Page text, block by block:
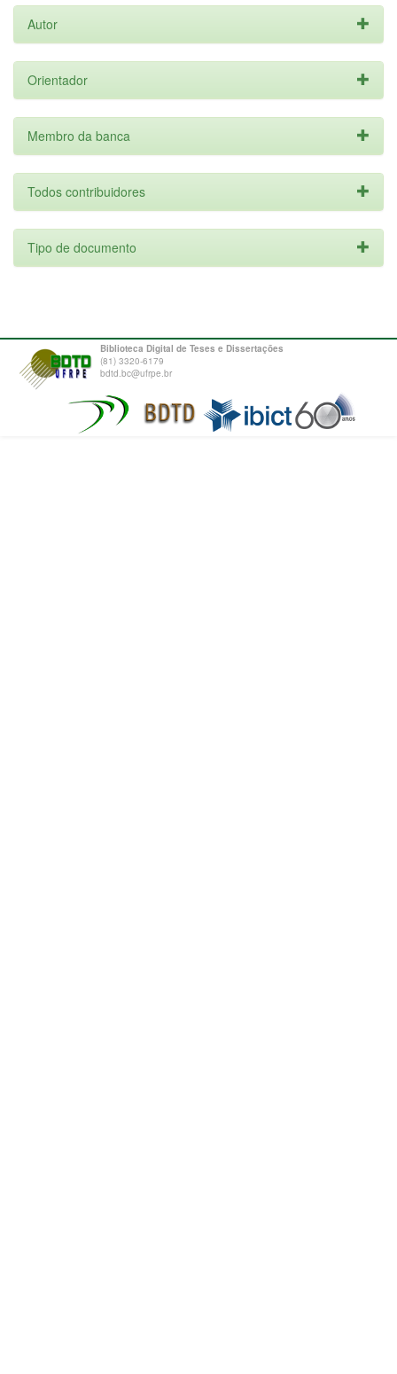
Autor
Orientador
Membro da banca
Todos contribuidores
Tipo de documento
Biblioteca Digital de Teses e Dissertações
(81) 3320-6179
bdtd.bc@ufrpe.br